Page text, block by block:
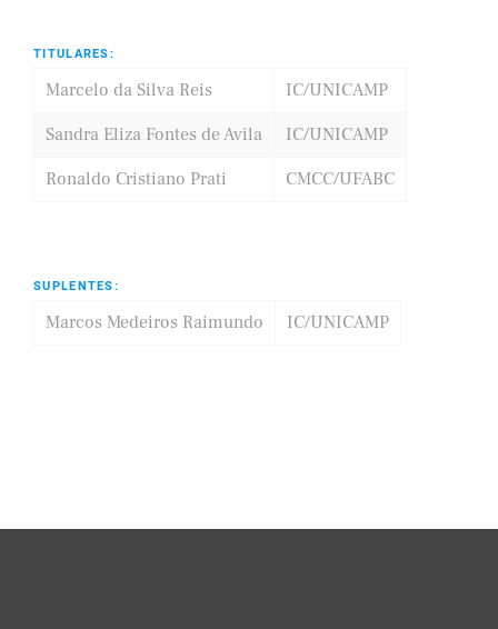
TITULARES:
Marcelo da Silva Reis
IC/UNICAMP
Sandra Eliza Fontes de Avila
IC/UNICAMP
Ronaldo Cristiano Prati
CMCC/UFABC
SUPLENTES:
Marcos Medeiros Raimundo IC/UNICAMP